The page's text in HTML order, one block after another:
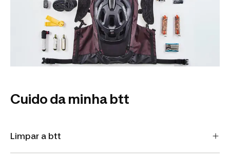
Cuido da minha btt
Limpar a btt